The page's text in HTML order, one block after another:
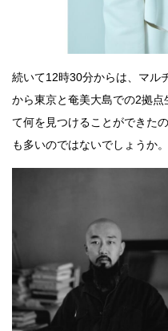
続いて12時30分からは、マル
から東京と奄美大島での2拠
て何を見つけることができた
も多いのではないでしょうか。